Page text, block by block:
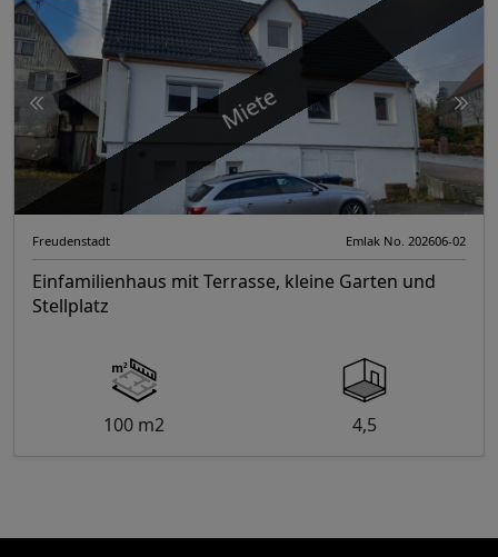
Miete
Freudenstadt Emlak No. 202606-02
Einfamilienhaus mit Terrasse, kleine Garten und
Stellplatz
100 m2 4,5